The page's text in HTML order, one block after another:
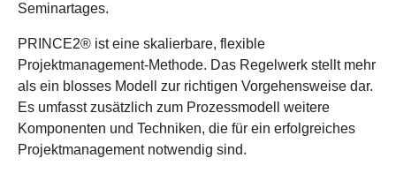
Seminartages.
PRINCE2® ist eine skalierbare, flexible
Projektmanagement-Methode. Das Regelwerk stellt mehr
als ein blosses Modell zur richtigen Vorgehensweise dar.
Es umfasst zusätzlich zum Prozessmodell weitere
Komponenten und Techniken, die für ein erfolgreiches
Projektmanagement notwendig sind.